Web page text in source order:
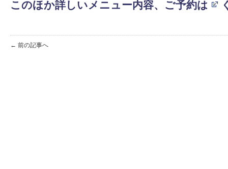
このほか詳しいメニュー内容、ご予約は
← 前の記事へ